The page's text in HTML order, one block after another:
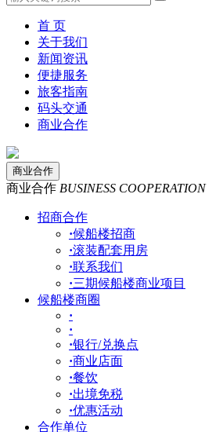
首 页
关于我们
新闻资讯
便捷服务
旅客指南
码头交通
商业合作
商业合作
商业合作 BUSINESS COOPERATION
招商合作
·候船楼招商
·滚装配套用房
·联系我们
·三期候船楼商业项目
候船楼商圈
·
·
·银行/兑换点
·商业店面
·餐饮
·出境免税
·优惠活动
合作单位